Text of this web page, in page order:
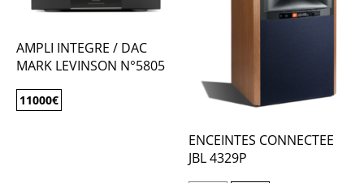
AMPLI INTEGRE / DAC
MARK LEVINSON N°5805
11000€
ENCEINTES CONNECTEE
JBL 4329P